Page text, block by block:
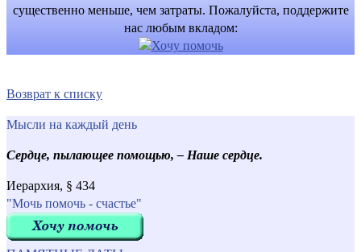
существенно меньше, чем затраты. Пожалуйста, поддержите
нас любым вкладом:
Возврат к списку
Мысли на каждый день
Сердце, пылающее помощью, – Наше сердце.
Иерархия, § 434
"Мочь помочь - счастье"